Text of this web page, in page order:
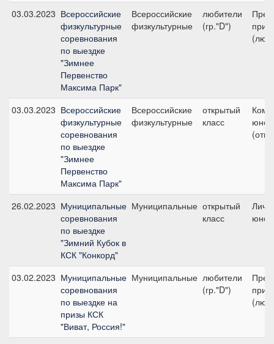
03.03.2023 Всероссийские
физкультурные
соревнования
по выездке
"Зимнее
Первенство
Максима Парк"
Всероссийские
физкультурные
любители
(гр."D")
03.03.2023 Всероссийские
физкультурные
соревнования
по выездке
"Зимнее
Первенство
Максима Парк"
Всероссийские
физкультурные
открытый
класс
26.02.2023 Муниципальные
соревнования
по выездке
"Зимний Кубок в
КСК "Конкорд"
Муниципальные открытый
класс
03.02.2023 Муниципальные
соревнования
по выездке на
призы КСК
"Виват, Россия!"
Муниципальные любители
(гр."D")